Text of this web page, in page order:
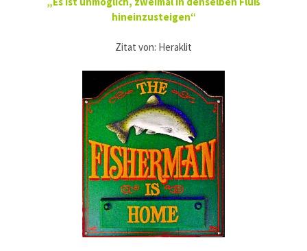
hineinzusteigen“
Zitat von: Heraklit